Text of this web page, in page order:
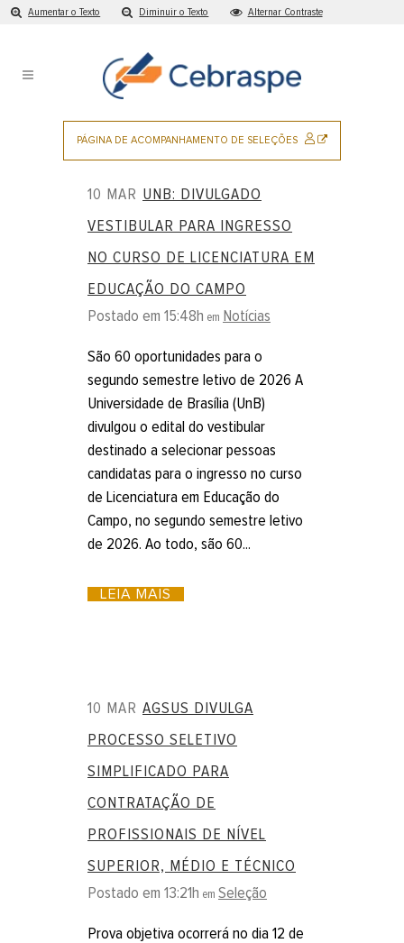
Aumentar o Texto Diminuir o Texto Alternar Contraste
PÁGINA DE ACOMPANHAMENTO DE SELEÇÕES SITE
EXTERNO
10 MAR UNB: DIVULGADO
VESTIBULAR PARA INGRESSO
NO CURSO DE LICENCIATURA EM
EDUCAÇÃO DO CAMPO
Postado em 15:48h em Notícias
São 60 oportunidades para o
segundo semestre letivo de 2026 A
Universidade de Brasília (UnB)
divulgou o edital do vestibular
destinado a selecionar pessoas
candidatas para o ingresso no curso
de Licenciatura em Educação do
Campo, no segundo semestre letivo
de 2026. Ao todo, são 60...
LEIA MAIS
10 MAR AGSUS DIVULGA
PROCESSO SELETIVO
SIMPLIFICADO PARA
CONTRATAÇÃO DE
PROFISSIONAIS DE NÍVEL
SUPERIOR, MÉDIO E TÉCNICO
Postado em 13:21h em Seleção
Prova objetiva ocorrerá no dia 12 de